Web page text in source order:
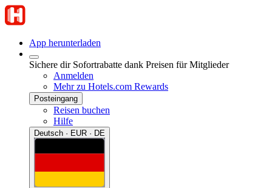
App herunterladen
Sichere dir Sofortrabatte dank Preisen für Mitglieder
Anmelden
Mehr zu Hotels.com Rewards
Posteingang
Reisen buchen
Hilfe
Deutsch · EUR · DE